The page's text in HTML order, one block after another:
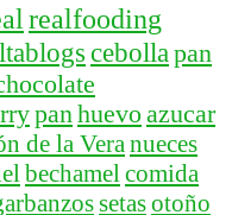
realfooding
cebollapan
panhuevoazucar
de la Veranueces
bechamelcomida
setasotoño